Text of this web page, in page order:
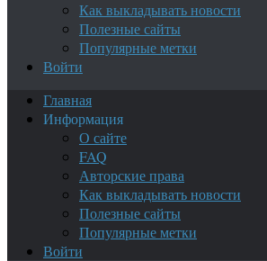
Как выкладывать новости
Полезные сайты
Популярные метки
Войти
Главная
Информация
О сайте
FAQ
Авторские права
Как выкладывать новости
Полезные сайты
Популярные метки
Войти